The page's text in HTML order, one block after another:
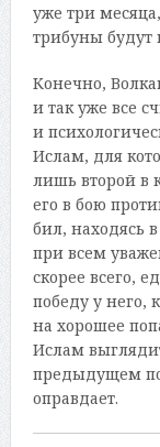
уже три
трибуны будут
Конечно,
и так уже все
и
Ислам, для
лишь второй в
его в бою
бил, находясь
при всем
скорее всего,
победу у него,
на хорошее
Ислам
предыдущем
оправдает.